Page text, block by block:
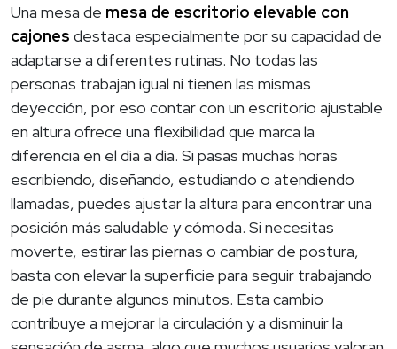
Una mesa de mesa de escritorio elevable con
cajones destaca especialmente por su capacidad de
adaptarse a diferentes rutinas. No todas las
personas trabajan igual ni tienen las mismas
deyección, por eso contar con un escritorio ajustable
en altura ofrece una flexibilidad que marca la
diferencia en el día a día. Si pasas muchas horas
escribiendo, diseñando, estudiando o atendiendo
llamadas, puedes ajustar la altura para encontrar una
posición más saludable y cómoda. Si necesitas
moverte, estirar las piernas o cambiar de postura,
basta con elevar la superficie para seguir trabajando
de pie durante algunos minutos. Esta cambio
contribuye a mejorar la circulación y a disminuir la